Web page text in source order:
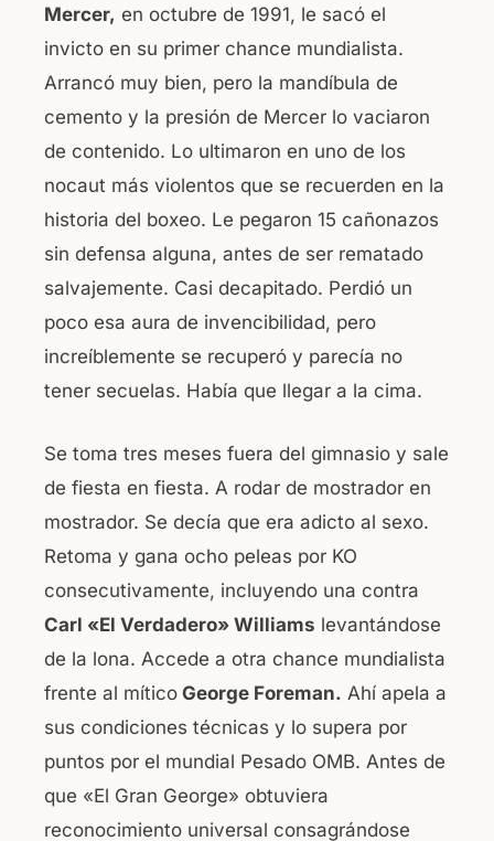
Mercer, en octubre de 1991, le sacó el
invicto en su primer chance mundialista.
Arrancó muy bien, pero la mandíbula de
cemento y la presión de Mercer lo vaciaron
de contenido. Lo ultimaron en uno de los
nocaut más violentos que se recuerden en la
historia del boxeo. Le pegaron 15 cañonazos
sin defensa alguna, antes de ser rematado
salvajemente. Casi decapitado. Perdió un
poco esa aura de invencibilidad, pero
increíblemente se recuperó y parecía no
tener secuelas. Había que llegar a la cima.
Se toma tres meses fuera del gimnasio y sale
de fiesta en fiesta. A rodar de mostrador en
mostrador. Se decía que era adicto al sexo.
Retoma y gana ocho peleas por KO
consecutivamente, incluyendo una contra
Carl «El Verdadero» Williams levantándose
de la lona. Accede a otra chance mundialista
frente al mítico George Foreman. Ahí apela a
sus condiciones técnicas y lo supera por
puntos por el mundial Pesado OMB. Antes de
que «El Gran George» obtuviera
reconocimiento universal consagrándose